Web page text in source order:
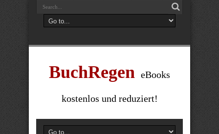
BuchRegen eBooks
kostenlos und reduziert!